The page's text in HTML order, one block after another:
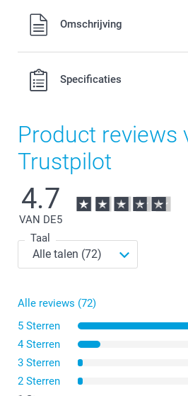
Alle prijzen zijn in EURO (€)
verzendkosten.Omschrijving
Specificaties
Product reviews
Trustpilot
4.7
VAN DE5
Taal
Alle reviews (72)
5 Sterren
4 Sterren
3 Sterren
2 Sterren